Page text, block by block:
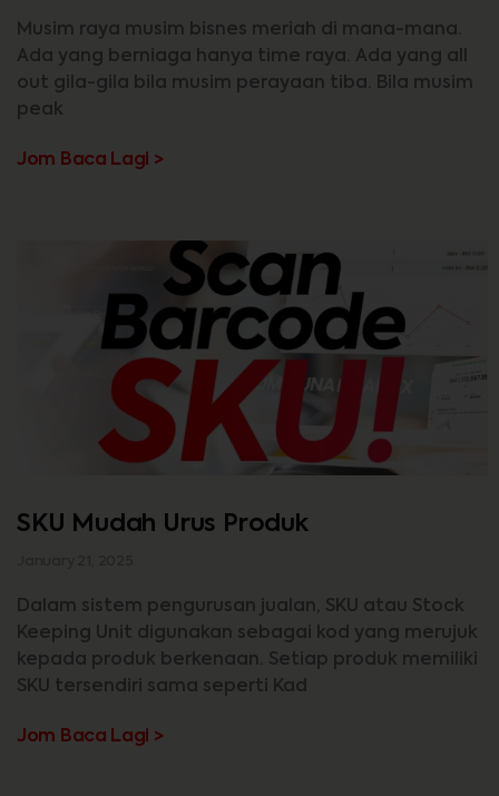
Musim raya musim bisnes meriah di mana-mana.
Ada yang berniaga hanya time raya. Ada yang all
out gila-gila bila musim perayaan tiba. Bila musim
peak
Jom Baca Lagi >
SKU Mudah Urus Produk
Dalam sistem pengurusan jualan, SKU atau Stock
Keeping Unit digunakan sebagai kod yang merujuk
kepada produk berkenaan. Setiap produk memiliki
SKU tersendiri sama seperti Kad
Jom Baca Lagi >